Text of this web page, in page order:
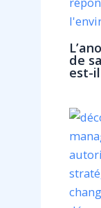
de
est-